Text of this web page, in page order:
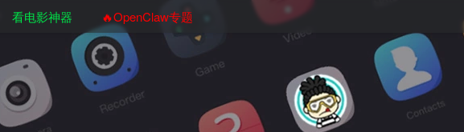
看电影神器 🔥OpenClaw专题